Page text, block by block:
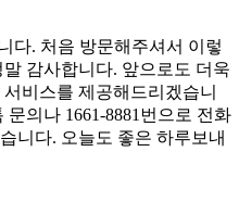
다. 처음 방문해주셔서 이렇
감사합니다. 앞으로도 더욱
비스를 제공해드리겠습니
의나 1661-8881번으로 전화
니다. 오늘도 좋은 하루보내